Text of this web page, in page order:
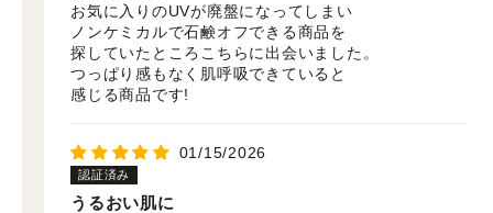
お気に入りのUVが廃盤になってしまい
ノンケミカルで石鹸オフできる商品を
探していたところこちらに出会いました。
つっぱり感もなく肌呼吸できていると
感じる商品です!
01/15/2026
うるおい肌に